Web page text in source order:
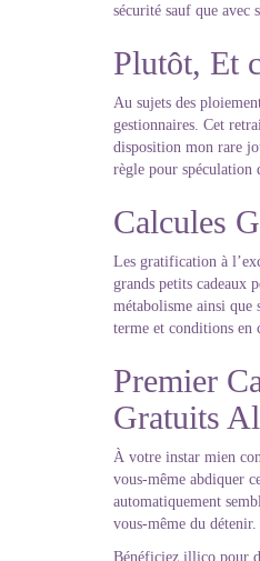
sécurité sauf que avec
Plutôt, Et
Au sujets des
gestionnaires. Cet
disposition mon rare
règle pour
Calcules
Les gratification à
grands petits cadeaux
métabolisme ainsi
terme et conditions en
Premier
Gratuits
À votre instar mien
vous-même abdiquer
automatiquement
vous-même du
Bénéficiez illico pour